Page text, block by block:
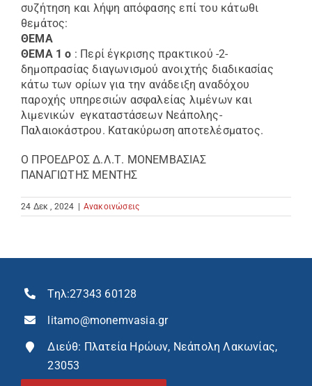
συζήτηση και λήψη απόφασης επί του κάτωθι
θεμάτος:
ΘΕΜΑ
ΘΕΜΑ 1 ο : Περί έγκρισης πρακτικού -2-
δημοπρασίας διαγωνισμού ανοιχτής διαδικασίας
κάτω των ορίων για την ανάδειξη αναδόχου
παροχής υπηρεσιών ασφαλείας λιμένων και
λιμενικών eγκαταστάσεων Νεάπολης-
Παλαιοκάστρου. Κατακύρωση αποτελέσματος.
Ο ΠΡΟΕΔΡΟΣ Δ.Λ.Τ. ΜΟΝΕΜΒΑΣΙΑΣ
ΠΑΝΑΓΙΩΤΗΣ ΜΕΝΤΗΣ
24 Δεκ , 2024 | Ανακοινώσεις
Τηλ:27343 60128
litamo@monemvasia.gr
Διεύθ: Πλατεία Ηρώων, Νεάπολη Λακωνίας,
23053